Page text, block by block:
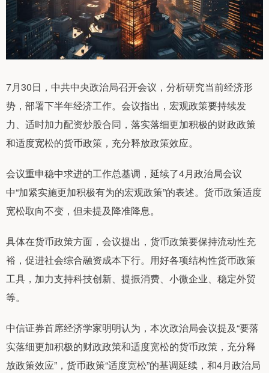
7月30日，中共中央政治局召开会议，分析研究当前经济形
势，部署下半年经济工作。会议指出，宏观政策要持续发
力、适时加力配资炒股合同，落实落细更加积极的财政政策
和适度宽松的货币政策，充分释放政策效应。
会议重申稳中求进的工作总基调，延续了4月政治局会议
中“加紧实施更加积极有为的宏观政策”的表述。货币政策适度
宽松取向不变，但未提及降准降息。
具体在货币政策方面，会议提出，货币政策要保持流动性充
裕，促进社会综合融资成本下行。用好各项结构性货币政策
工具，加力支持科技创新、提振消费、小微企业、稳定外贸
等。
中信证券首席经济学家明明认为，本次政治局会议提及“要落
实落细更加积极的财政政策和适度宽松的货币政策，充分释
放政策效应”，货币政策“适度宽松”的基调延续，和4月政治局